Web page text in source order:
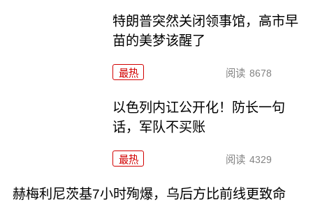
特朗普突然关闭领事馆，高市早
苗的美梦该醒了
最热 阅读 8678
以色列内讧公开化！防长一句
话，军队不买账
最热 阅读 4329
赫梅利尼茨基7小时殉爆，乌后方比前线更致命